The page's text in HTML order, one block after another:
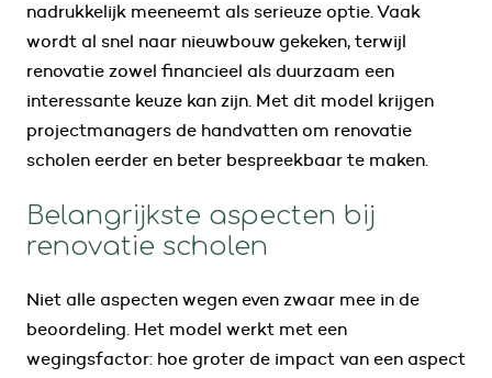
nadrukkelijk meeneemt als serieuze optie. Vaak
wordt al snel naar nieuwbouw gekeken, terwijl
renovatie zowel financieel als duurzaam een
interessante keuze kan zijn. Met dit model krijgen
projectmanagers de handvatten om renovatie
scholen eerder en beter bespreekbaar te maken.
Belangrijkste aspecten bij
renovatie scholen
Niet alle aspecten wegen even zwaar mee in de
beoordeling. Het model werkt met een
wegingsfactor: hoe groter de impact van een aspect